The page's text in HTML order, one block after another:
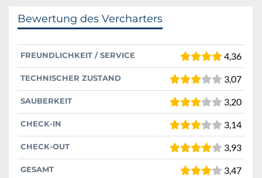
Bewertung des Vercharters
FREUNDLICHKEIT / SERVICE 4,36
TECHNISCHER ZUSTAND 3,07
SAUBERKEIT 3,20
CHECK-IN 3,14
CHECK-OUT 3,93
GESAMT 3,47